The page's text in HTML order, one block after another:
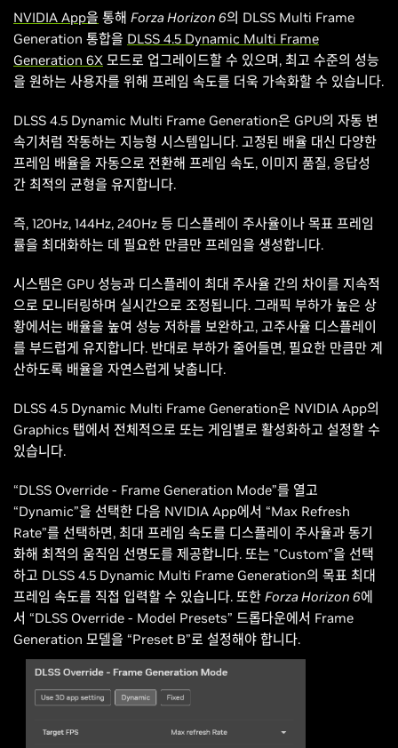
NVIDIA App을 통해 Forza Horizon 6의 DLSS Multi Frame
Generation 통합을 DLSS 4.5 Dynamic Multi Frame
Generation 6X 모드로 업그레이드할 수 있으며, 최고 수준의 성능
을 원하는 사용자를 위해 프레임 속도를 더욱 가속화할 수 있습니다.
DLSS 4.5 Dynamic Multi Frame Generation은 GPU의 자동 변
속기처럼 작동하는 지능형 시스템입니다. 고정된 배율 대신 다양한
프레임 배율을 자동으로 전환해 프레임 속도, 이미지 품질, 응답성
간 최적의 균형을 유지합니다.
즉, 120Hz, 144Hz, 240Hz 등 디스플레이 주사율이나 목표 프레임
률을 최대화하는 데 필요한 만큼만 프레임을 생성합니다.
시스템은 GPU 성능과 디스플레이 최대 주사율 간의 차이를 지속적
으로 모니터링하며 실시간으로 조정됩니다. 그래픽 부하가 높은 상
황에서는 배율을 높여 성능 저하를 보완하고, 고주사율 디스플레이
를 부드럽게 유지합니다. 반대로 부하가 줄어들면, 필요한 만큼만 계
산하도록 배율을 자연스럽게 낮춥니다.
DLSS 4.5 Dynamic Multi Frame Generation은 NVIDIA App의
Graphics 탭에서 전체적으로 또는 게임별로 활성화하고 설정할 수
있습니다.
“DLSS Override - Frame Generation Mode”를 열고
“Dynamic”을 선택한 다음 NVIDIA App에서 “Max Refresh
Rate”를 선택하면, 최대 프레임 속도를 디스플레이 주사율과 동기
화해 최적의 움직임 선명도를 제공합니다. 또는 "Custom"을 선택
하고 DLSS 4.5 Dynamic Multi Frame Generation의 목표 최대
프레임 속도를 직접 입력할 수 있습니다. 또한 Forza Horizon 6에
서 “DLSS Override - Model Presets” 드롭다운에서 Frame
Generation 모델을 “Preset B”로 설정해야 합니다.